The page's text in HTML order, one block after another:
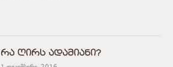
რა ღირს ადამიანი?